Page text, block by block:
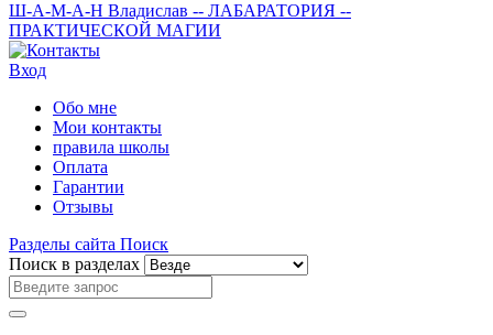
Ш-А-М-А-Н Владислав -- ЛАБАРАТОРИЯ --
ПРАКТИЧЕСКОЙ МАГИИ
Вход
Обо мне
Мои контакты
правила школы
Оплата
Гарантии
Отзывы
Разделы сайта Поиск
Поиск в разделах